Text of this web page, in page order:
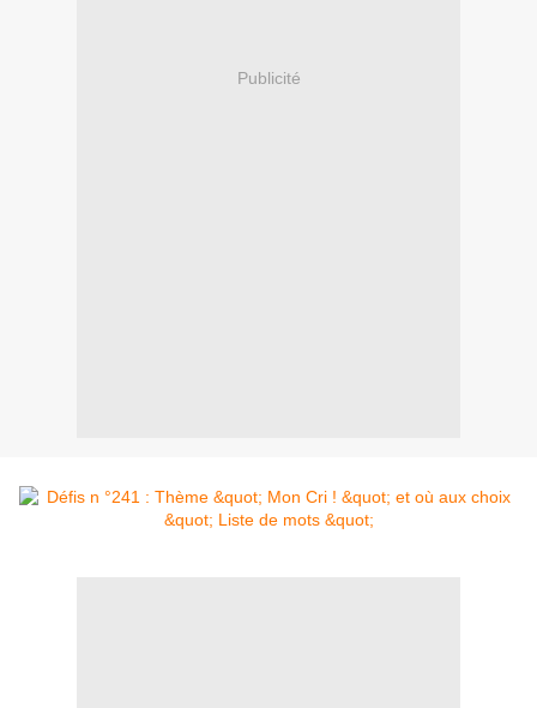
Publicité